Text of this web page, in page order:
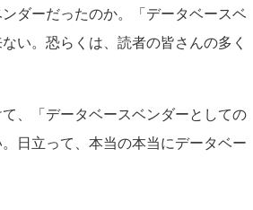
ダーだったのか。「データベースベ
い。恐らくは、読者の皆さんの多く
、「データベースベンダーとしての
日立って、本当の本当にデータベー